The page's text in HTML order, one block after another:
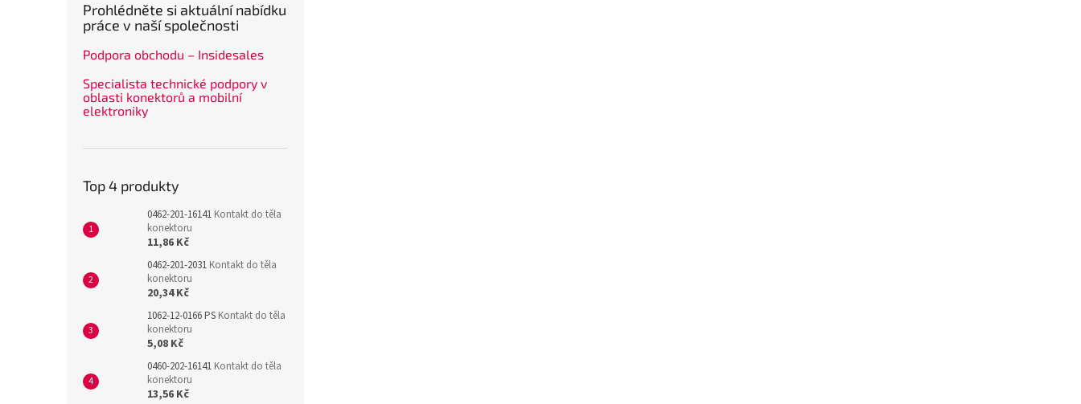
Prohlédněte si aktuální nabídku
práce v naší společnosti
Podpora obchodu – Insidesales
Specialista technické podpory v
oblasti konektorů a mobilní
elektroniky
Top 4 produkty
0462-201-16141 Kontakt do těla
konektoru
11,86 Kč
0462-201-2031 Kontakt do těla
konektoru
20,34 Kč
1062-12-0166 PS Kontakt do těla
konektoru
5,08 Kč
0460-202-16141 Kontakt do těla
konektoru
13,56 Kč